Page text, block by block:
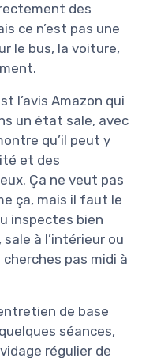
des
ce n’est pas une
le bus, la voiture,
l’avis Amazon qui
un état sale, avec
qu’il peut y
et des
Ça ne veut pas
ça, mais il faut le
inspectes bien
sale à l’intérieur ou
pas midi à
de base
séances,
régulier de